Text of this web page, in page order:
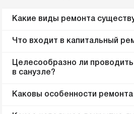
Какие виды ремонта
Что входит в капитальный
Целесообразно ли
в санузле?
Каковы особенности ремонта